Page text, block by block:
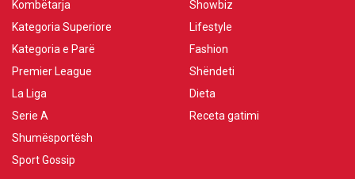
Kombëtarja
Kategoria Superiore
Kategoria e Parë
Premier League
La Liga
Serie A
Shumësportësh
Sport Gossip
Showbiz
Lifestyle
Fashion
Shëndeti
Dieta
Receta gatimi